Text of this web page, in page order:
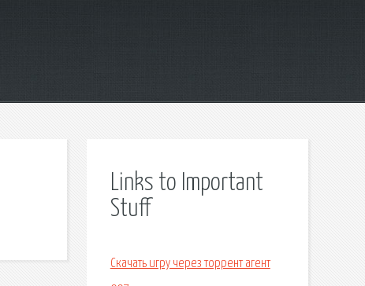
Links to Important
Stuff
Скачать игру через торрент агент